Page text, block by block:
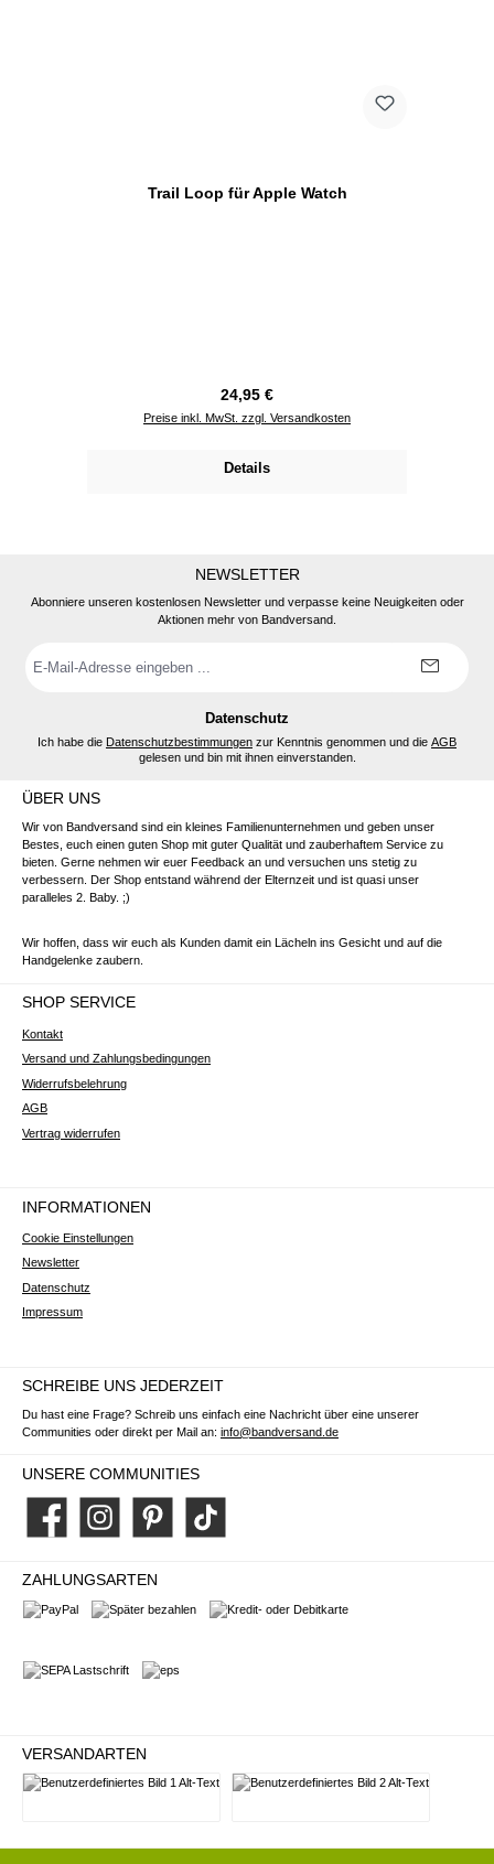
Trail Loop für Apple Watch
Regulärer Preis:
24,95 €
Preise inkl. MwSt. zzgl. Versandkosten
Details
NEWSLETTER
Abonniere unseren kostenlosen Newsletter und verpasse keine Neuigkeiten oder
Aktionen mehr von Bandversand.
Mail-
Datenschutz
Ich habe die Datenschutzbestimmungen zur Kenntnis genommen und die AGB
gelesen und bin mit ihnen einverstanden.
ÜBER UNS
Wir von Bandversand sind ein kleines Familienunternehmen und geben unser
Bestes, euch einen guten Shop mit guter Qualität und zauberhaftem Service zu
bieten. Gerne nehmen wir euer Feedback an und versuchen uns stetig zu
verbessern. Der Shop entstand während der Elternzeit und ist quasi unser
paralleles 2. Baby. ;)
Wir hoffen, dass wir euch als Kunden damit ein Lächeln ins Gesicht und auf die
Handgelenke zaubern.
SHOP SERVICE
Kontakt
Versand und Zahlungsbedingungen
Widerrufsbelehrung
AGB
Vertrag widerrufen
INFORMATIONEN
Cookie Einstellungen
Newsletter
Datenschutz
Impressum
SCHREIBE UNS JEDERZEIT
Du hast eine Frage? Schreib uns einfach eine Nachricht über eine unserer
Communities oder direkt per Mail an: info@bandversand.de
UNSERE COMMUNITIES
Facebook Instagram Pinterest TikTok
ZAHLUNGSARTEN
VERSANDARTEN